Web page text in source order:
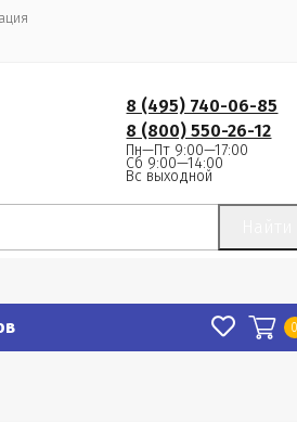
8 (495) 740-06-85
8 (800) 550-26-12
Пн—Пт 9:00—17:00
Сб 9:00—14:00
Вс выходной